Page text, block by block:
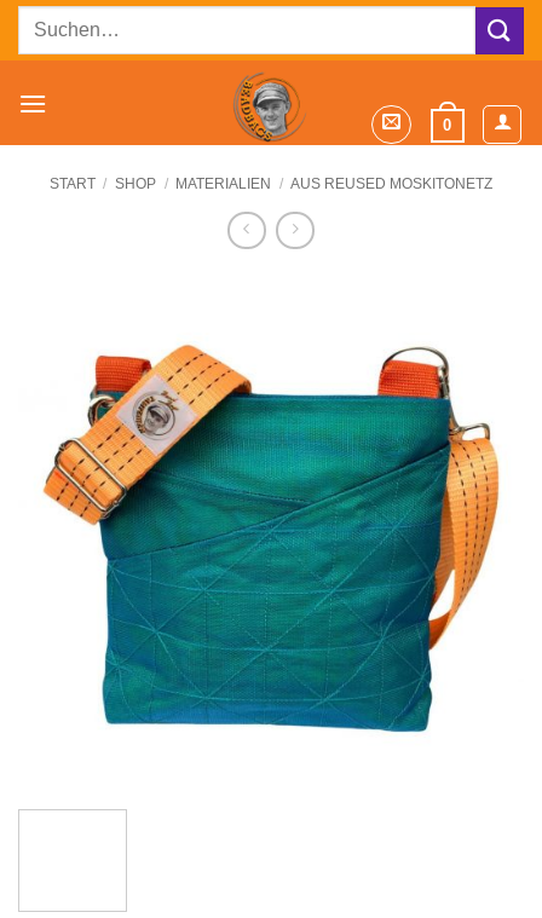
ZumSuchen
0
START / SHOP / MATERIALIEN / AUS REUSED MOSKITONETZ